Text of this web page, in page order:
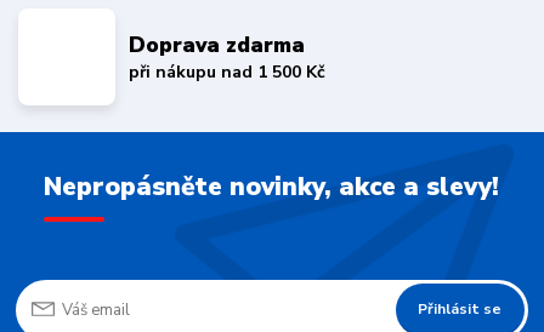
Doprava zdarma
při nákupu nad 1 500 Kč
Nepropásněte novinky, akce a slevy!
Přihlásit se